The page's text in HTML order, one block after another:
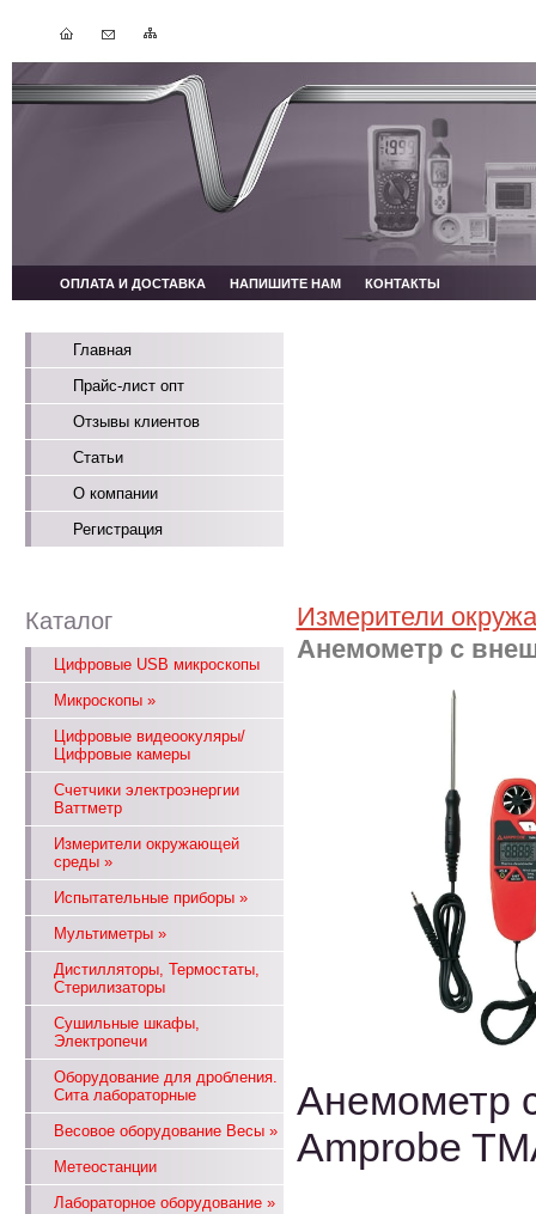
ОПЛАТА И ДОСТАВКА НАПИШИТЕ НАМ КОНТАКТЫ
Главная
Прайс-лист опт
Отзывы клиентов
Статьи
О компании
Регистрация
Каталог
Цифровые USB микроскопы
Микроскопы»
Цифровые видеоокуляры/
Цифровые камеры
Счетчики электроэнергии
Ваттметр
Измерители окружающей
среды»
Испытательные приборы»
Мультиметры»
Дистилляторы, Термостаты,
Стерилизаторы
Сушильные шкафы,
Электропечи
Оборудование для дробления.
Сита лабораторные
Весовое оборудование Весы»
Метеостанции
Лабораторное оборудование»
Измерители
Анемометр с
Анемометр
Amprobe